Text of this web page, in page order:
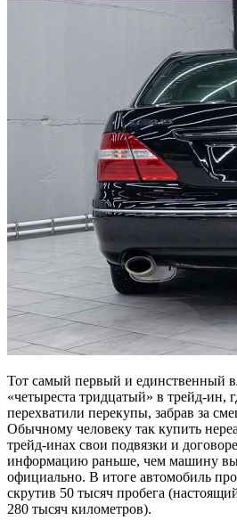
Тот самый первый и единственный
«четыреста тридцатый» в трейд-ин,
перехватили перекупы, забрав за
Обычному человеку так купить
трейд-инах свои подвязки и
информацию раньше, чем машину
официально. В итоге автомобиль
скрутив 50 тысяч пробега
280 тысяч километров). ​